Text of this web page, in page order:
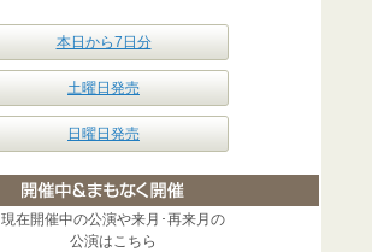
本日から7日分
土曜日発売
日曜日発売
現在開催中の公演や来月･再来月の
公演はこちら